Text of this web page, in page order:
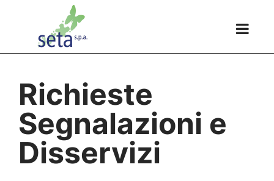
Richieste
Segnalazioni e
Disservizi